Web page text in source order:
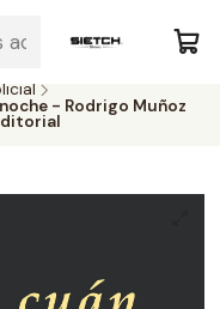
- Rodrigo Muñoz